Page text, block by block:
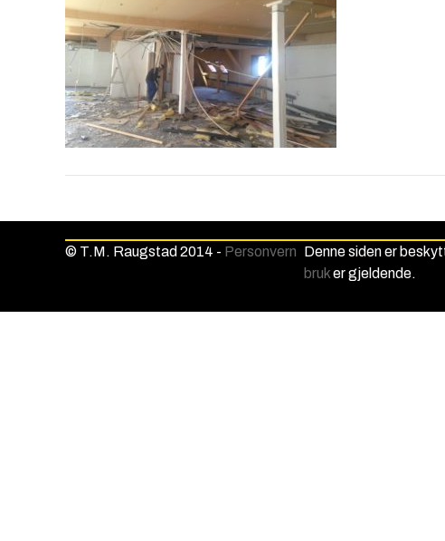
© T.M. Raugstad 2014 - Personvern Denne siden er
bruker gjeldende.